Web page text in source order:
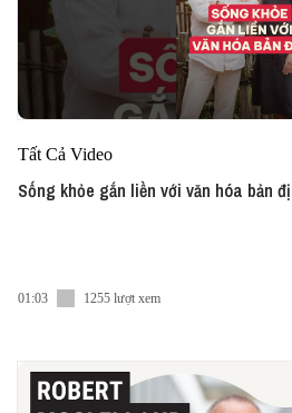
Tất Cả Video
Sống khỏe gắn liền với văn hóa bản
01:03 1255 lượt xem